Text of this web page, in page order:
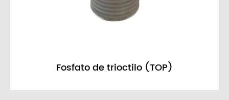
Fosfato de tributilo (TBP)